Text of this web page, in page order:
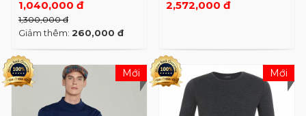
1,040,000 đ
1,300,000 đ
Giảm thêm: 260,000 đ
2,572,000 đ
Mới Mới